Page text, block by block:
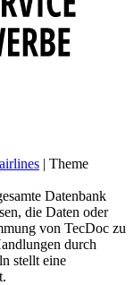
| Theme
Datenbank
die Daten oder
von TecDoc zu
durch
stellt eine